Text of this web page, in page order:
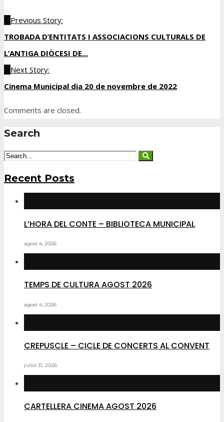
Previous Story:
TROBADA D’ENTITATS I ASSOCIACIONS CULTURALS DE
L’ANTIGA DIÒCESI DE...
Next Story:
Cinema Municipal dia 20 de novembre de 2022
Comments are closed.
Search
Recent Posts
L’HORA DEL CONTE – BIBLIOTECA MUNICIPAL
agost 4, 2026
TEMPS DE CULTURA AGOST 2026
agost 4, 2026
CREPUSCLE – CICLE DE CONCERTS AL CONVENT
juliol 31, 2026
CARTELLERA CINEMA AGOST 2026